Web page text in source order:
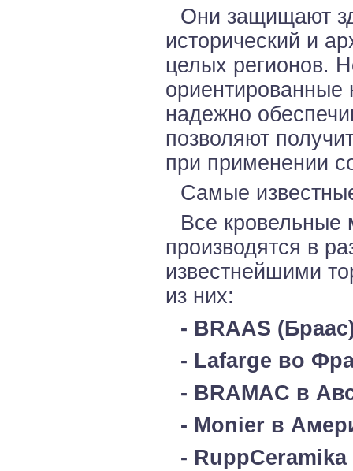
Они защищают
исторический и
целых регионов.
ориентированные
надежно
позволяют
при применении
Самые
Все кровельные
производятся в
известнейшими
из них:
- BRAAS
- Lafarge во
- BRAMAC в
- Monier в
-